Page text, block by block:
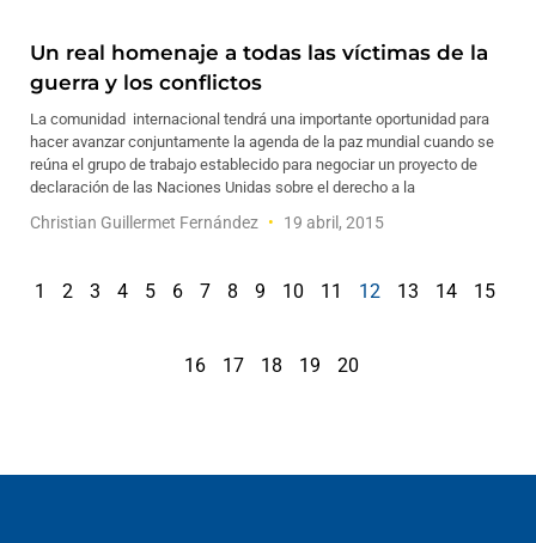
Un real homenaje a todas las víctimas de la
guerra y los conflictos
La comunidad internacional tendrá una importante oportunidad para
hacer avanzar conjuntamente la agenda de la paz mundial cuando se
reúna el grupo de trabajo establecido para negociar un proyecto de
declaración de las Naciones Unidas sobre el derecho a la
Christian Guillermet Fernández 19 abril, 2015
1 2 3 4 5 6 7 8 9 10 11 12 13 14 15
16 17 18 19 20